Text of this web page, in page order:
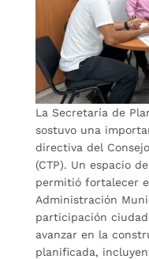
La Secretaría de
sostuvo una
directiva del
(CTP). Un espacio
permitió fortalecer
Administración
participación
avanzar en la
planificada,